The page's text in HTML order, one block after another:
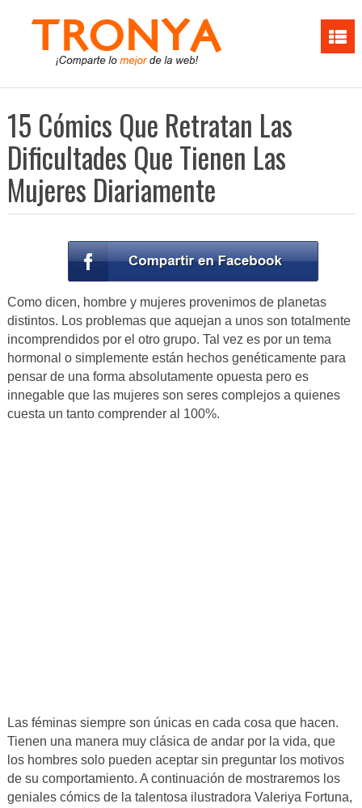
15 Cómics Que Retratan Las
Dificultades Que Tienen Las
Mujeres Diariamente
Como dicen, hombre y mujeres provenimos de planetas
distintos. Los problemas que aquejan a unos son totalmente
incomprendidos por el otro grupo. Tal vez es por un tema
hormonal o simplemente están hechos genéticamente para
pensar de una forma absolutamente opuesta pero es
innegable que las mujeres son seres complejos a quienes
cuesta un tanto comprender al 100%.
Las féminas siempre son únicas en cada cosa que hacen.
Tienen una manera muy clásica de andar por la vida, que
los hombres solo pueden aceptar sin preguntar los motivos
de su comportamiento. A continuación de mostraremos los
geniales cómics de la talentosa ilustradora Valeriya Fortuna,